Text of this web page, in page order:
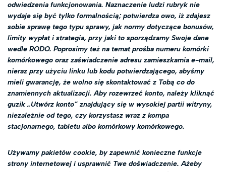
odwiedzenia funkcjonowania. Naznaczenie ludzi rubryk nie
wydaje się być tylko formalnością; potwierdza owo, iż zdajesz
sobie sprawę tego typu sprawy, jak normy dotyczące bonusów,
limity wypłat i strategia, przy jaki to sporządzamy Swoje dane
wedle RODO. Poprosimy też na temat prośba numeru komórki
komórkowego oraz zaświadczenie adresu zamieszkamia e-mail,
nieraz przy użyciu linku lub kodu potwierdzającego, abyśmy
mieli gwarancję, że wolno się skontaktować z Tobą co do
znamiennych aktualizacji. Aby rozewrzeć konto, należy kliknąć
guzik „Utwórz konto” znajdujący się w wysokiej partii witryny,
niezależnie od tego, czy korzystasz wraz z kompa
stacjonarnego, tabletu albo komórkowy komórkowego.
Używamy pakietów cookie, by zapewnić konieczne funkcje
strony internetowej i usprawnić Twe doświadczenie. Ażeby